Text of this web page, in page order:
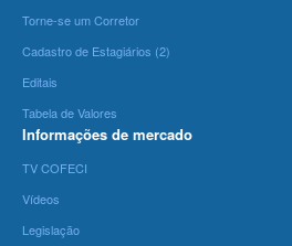
Torne-se um Corretor
Cadastro de Estagiários (2)
Editais
Tabela de Valores
Informações de mercado
TV COFECI
Vídeos
Legislação